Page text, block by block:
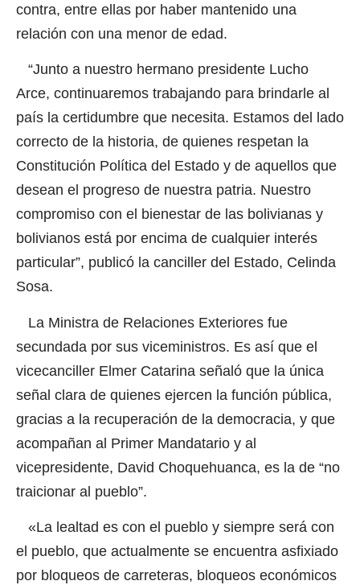
contra, entre ellas por haber mantenido una
relación con una menor de edad.
“Junto a nuestro hermano presidente Lucho
Arce, continuaremos trabajando para brindarle al
país la certidumbre que necesita. Estamos del lado
correcto de la historia, de quienes respetan la
Constitución Política del Estado y de aquellos que
desean el progreso de nuestra patria. Nuestro
compromiso con el bienestar de las bolivianas y
bolivianos está por encima de cualquier interés
particular”, publicó la canciller del Estado, Celinda
Sosa.
La Ministra de Relaciones Exteriores fue
secundada por sus viceministros. Es así que el
vicecanciller Elmer Catarina señaló que la única
señal clara de quienes ejercen la función pública,
gracias a la recuperación de la democracia, y que
acompañan al Primer Mandatario y al
vicepresidente, David Choquehuanca, es la de “no
traicionar al pueblo”.
«La lealtad es con el pueblo y siempre será con
el pueblo, que actualmente se encuentra asfixiado
por bloqueos de carreteras, bloqueos económicos